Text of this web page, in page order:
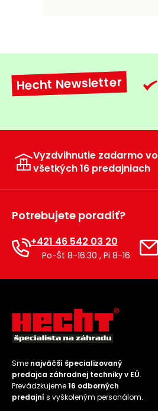
Hecht Newsletter
Vyzdvihnutie zadarmo vo
všetkých 16 predajniach
Potrebujete poradiť?
+421 46 542 03 20
Po-Št 8-16:30 , Pi 8-16
Sme najväčší špecializovaný
predajca záhradnej techniky v EÚ.
Prevádzkujeme16 odborných
predajní s vyškoleným personálom.